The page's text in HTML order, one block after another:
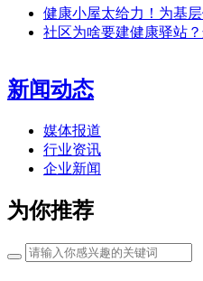
健康小屋太给力！为基
社区为啥要建健康驿站
新闻动态
媒体报道
行业资讯
企业新闻
为你推荐